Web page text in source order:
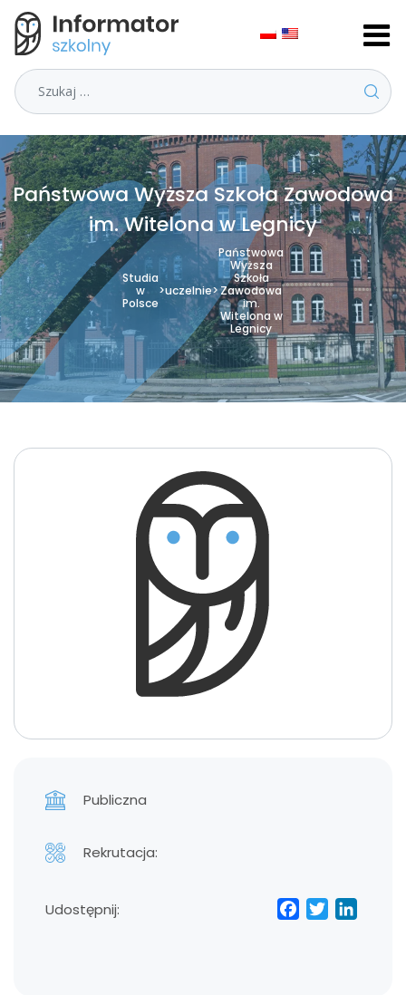
Szukaj
Państwowa Wyższa Szkoła Zawodowa
im. Witelona w Legnicy
Studia
w
Polsce
>uczelnie>
Państwowa
Wyższa
Szkoła
Zawodowa
im.
Witelona w
Legnicy
Publiczna
Rekrutacja:
Udostępnij: